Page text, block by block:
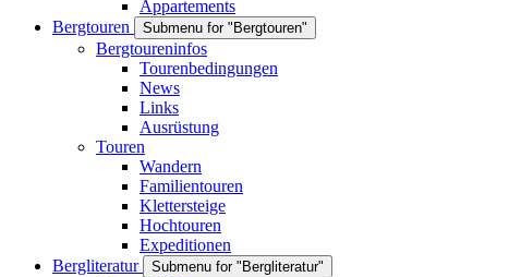
Appartements
Bergtouren
Submenu for "Bergtouren"
Bergtoureninfos
Tourenbedingungen
News
Links
Ausrüstung
Touren
Wandern
Familientouren
Klettersteige
Hochtouren
Expeditionen
Bergliteratur
Submenu for "Bergliteratur"